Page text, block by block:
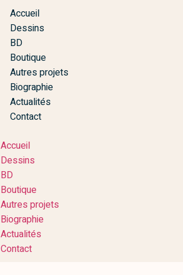
Accueil
Dessins
BD
Boutique
Autres projets
Biographie
Actualités
Contact
Accueil
Dessins
BD
Boutique
Autres projets
Biographie
Actualités
Contact